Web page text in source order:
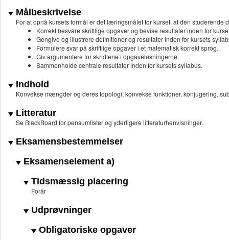
Målbeskrivelse
For at opnå kursets formål er det læringsmålet for kurset, at den studerende
Korrekt besvare skriftlige opgaver og bevise resultater inden for
Gengive og illustrere definitioner og resultater inden for kursets
Formulere svar på skriftlige opgaver i et matematisk korrekt sprog.
Giv argumentere for skridtene i opgaveløsningerne.
Sammenholde centrale resultater inden for kursets syllabus.
Indhold
Konvekse mængder og deres topologi, konvekse funktioner, konjugering,
Litteratur
Se BlackBoard for pensumlister og yderligere litteraturhenvisninger.
Eksamensbestemmelser
Eksamenselement a)
Tidsmæssig placering
Forår
Udprøvninger
Obligatoriske opgaver